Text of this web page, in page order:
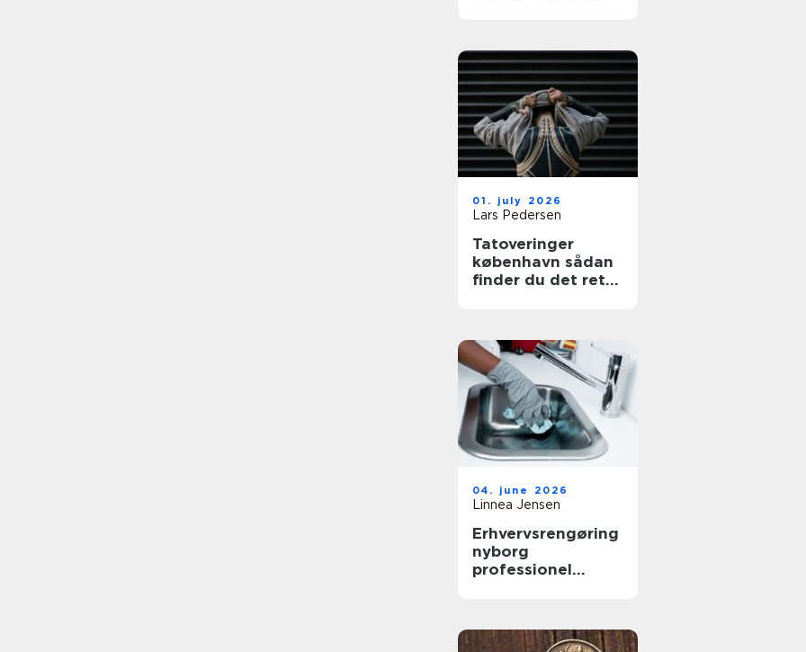
01. july 2026
Lars Pedersen
Tatoveringer
københavn sådan
finder du det rette
04. june 2026
Linnea Jensen
Erhvervsrengøring
nyborg
professionel